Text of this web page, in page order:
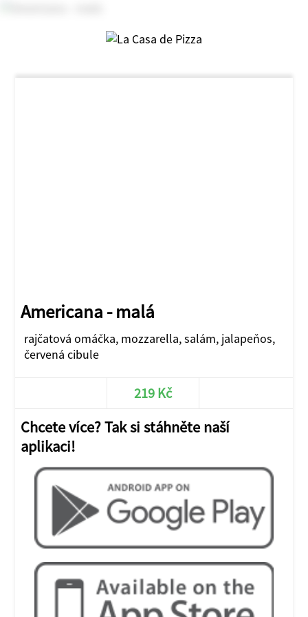
Americana - malá
rajčatová omáčka, mozzarella, salám, jalapeňos,
červená cibule
219 Kč
Chcete více? Tak si stáhněte naší
aplikaci!